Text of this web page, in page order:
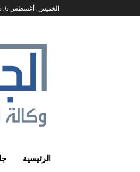
الخميس, أغسطس 6, 2026
الرئيسية